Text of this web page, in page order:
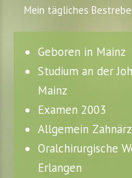
Mein tägliches
Geboren in Mainz
Studium an der
Mainz
Examen 2003
Allgemein
Oralchirurgische
Erlangen